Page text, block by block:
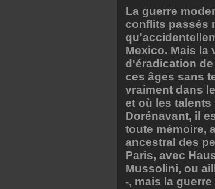
La guerre
conflits passés
Mexico. Mais la
d'éradication
ces âges sans
vraiment dans
et où les
Dorénavant, il
toute mémoire,
ancestral des
Paris, avec
Mussolini, ou
-, mais la